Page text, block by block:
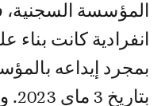
المؤسسة السجنية،
انفرادية كانت
بمجرد إيداعه